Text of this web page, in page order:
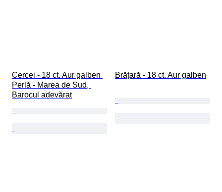
Cercei - 18 ct. Aur galben
Perlă - Marea de Sud,
Barocul adevărat
Brățară - 18 ct. Aur galben